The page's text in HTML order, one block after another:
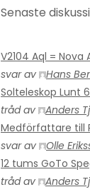
Senaste
V2104 Aql = Nova
svar av
Hans
Solteleskop Lunt
tråd av
Anders
Medförfattare till
svar av
Olle
12 tums GoTo
tråd av
Anders